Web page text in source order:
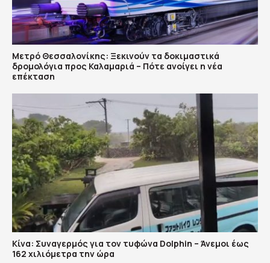
Μετρό Θεσσαλονίκης: Ξεκινούν τα δοκιμαστικά
δρομολόγια προς Καλαμαριά – Πότε ανοίγει η νέα
επέκταση
Κίνα: Συναγερμός για τον τυφώνα Dolphin – Άνεμοι έως
162 χιλιόμετρα την ώρα